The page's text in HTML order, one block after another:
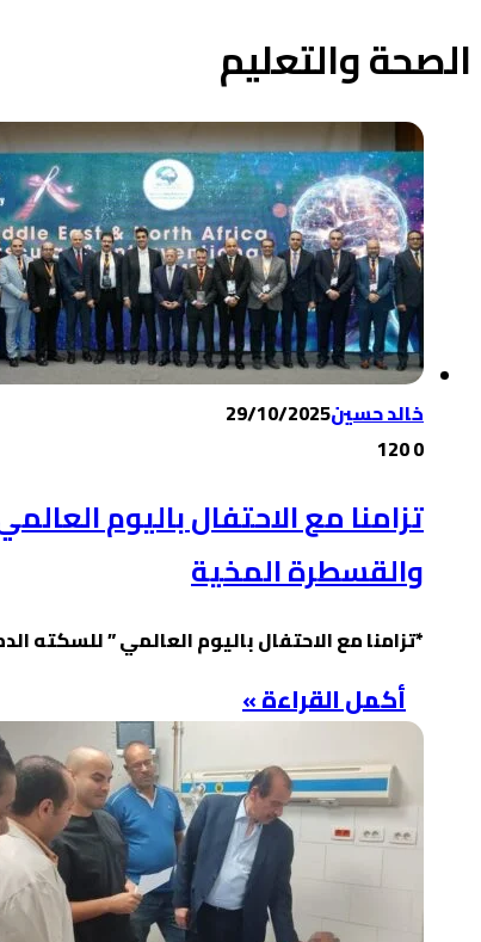
الصحة والتعليم
خالد حسين29/10/2025
0
تزامنا مع الاحتفال باليوم
والقسطرة المخية
*تزامنا مع الاحتفال باليوم العالمي ”
أكمل القراءة »